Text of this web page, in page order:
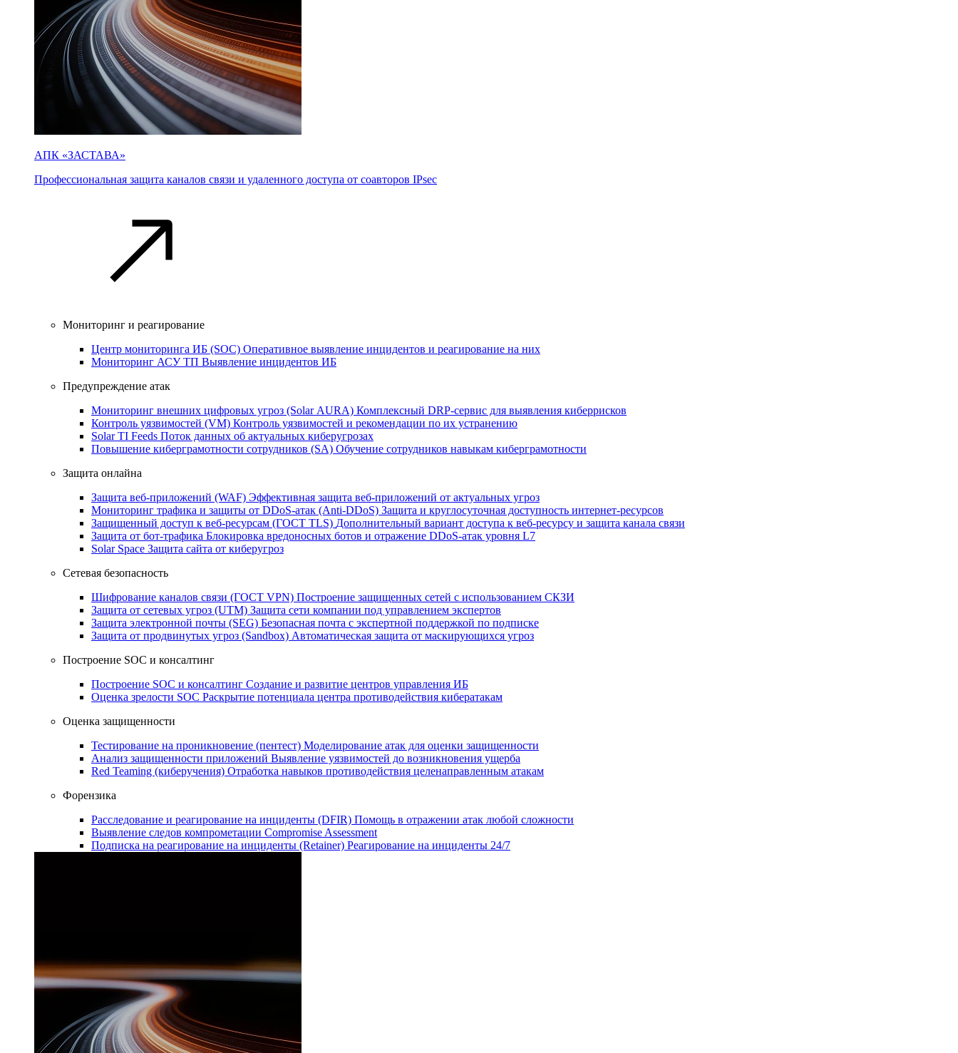
АПК «ЗАСТАВА»
Профессиональная защита каналов связи и удаленного доступа от соавторов IPsec
Мониторинг и реагирование
Центр мониторинга ИБ (SOC) Оперативное выявление инцидентов и реагирование на них
Мониторинг АСУ ТП Выявление инцидентов ИБ
Предупреждение атак
Мониторинг внешних цифровых угроз (Solar AURA) Комплексный DRP-сервис для выявления киберрисков
Контроль уязвимостей (VM) Контроль уязвимостей и рекомендации по их устранению
Solar TI Feeds Поток данных об актуальных киберугрозах
Повышение киберграмотности сотрудников (SA) Обучение сотрудников навыкам киберграмотности
Защита онлайна
Защита веб-приложений (WAF) Эффективная защита веб-приложений от актуальных угроз
Мониторинг трафика и защиты от DDoS‑атак (Anti‑DDoS) Защита и круглосуточная доступность интернет-ресурсов
Защищенный доступ к веб-ресурсам (ГОСТ TLS) Дополнительный вариант доступа к веб‑ресурсу и защита канала связи
Защита от бот‑трафика Блокировка вредоносных ботов и отражение DDoS‑атак уровня L7
Solar Space Защита сайта от киберугроз
Сетевая безопасность
Шифрование каналов связи (ГОСТ VPN) Построение защищенных сетей с использованием СКЗИ
Защита от сетевых угроз (UTM) Защита сети компании под управлением экспертов
Защита электронной почты (SEG) Безопасная почта с экспертной поддержкой по подписке
Защита от продвинутых угроз (Sandbox) Автоматическая защита от маскирующихся угроз
Построение SOC и консалтинг
Построение SOC и консалтинг Создание и развитие центров управления ИБ
Оценка зрелости SOC Раскрытие потенциала центра противодействия кибератакам
Оценка защищенности
Тестирование на проникновение (пентест) Моделирование атак для оценки защищенности
Анализ защищенности приложений Выявление уязвимостей до возникновения ущерба
Red Teaming (киберучения) Отработка навыков противодействия целенаправленным атакам
Форензика
Расследование и реагирование на инциденты (DFIR) Помощь в отражении атак любой сложности
Выявление следов компрометации Compromise Assessment
Подписка на реагирование на инциденты (Retainer) Реагирование на инциденты 24/7